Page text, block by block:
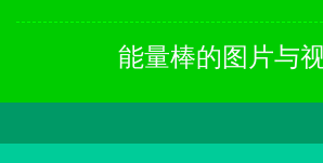
能量棒的图片与